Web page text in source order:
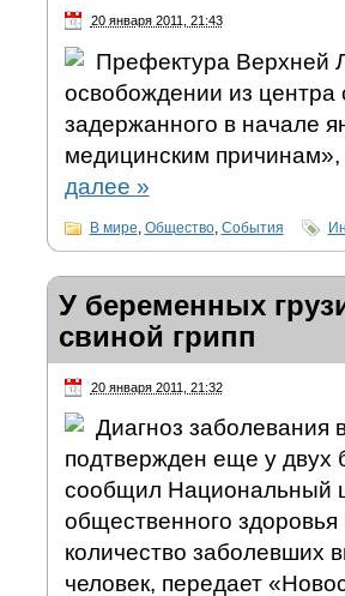
20 января 2011, 21:43
Префектура Верхней
освобождении из центра
задержанного в начале
медицинским
далее »
В мире Общество, События
У беременных
свиной грипп
20 января 2011, 21:32
Диагноз заболевания
подтвержден еще у
сообщил Национальный
общественного
количество заболевших
человек, передает